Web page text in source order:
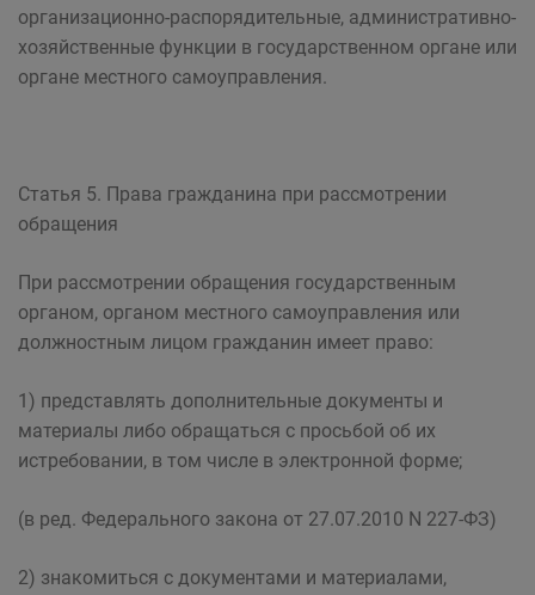
организационно-распорядительные, административно-
хозяйственные функции в государственном органе или
органе местного самоуправления.
Статья 5. Права гражданина при рассмотрении
обращения
При рассмотрении обращения государственным
органом, органом местного самоуправления или
должностным лицом гражданин имеет право:
1) представлять дополнительные документы и
материалы либо обращаться с просьбой об их
истребовании, в том числе в электронной форме;
(в ред. Федерального закона от 27.07.2010 N 227-ФЗ)
2) знакомиться с документами и материалами,